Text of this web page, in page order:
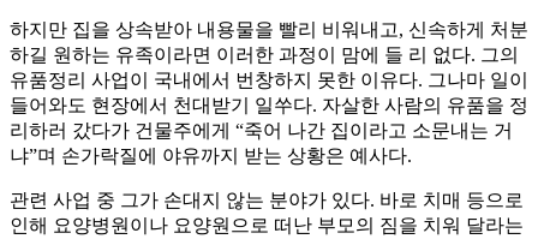
하지만 집을 상속받아 내용물을 빨리 비워내고, 신속하게 처분
하길 원하는 유족이라면 이러한 과정이 맘에 들 리 없다. 그의
유품정리 사업이 국내에서 번창하지 못한 이유다. 그나마 일이
들어와도 현장에서 천대받기 일쑤다. 자살한 사람의 유품을 정
리하러 갔다가 건물주에게 “죽어 나간 집이라고 소문내는 거
냐”며 손가락질에 야유까지 받는 상황은 예사다.
관련 사업 중 그가 손대지 않는 분야가 있다. 바로 치매 등으로
인해 요양병원이나 요양원으로 떠난 부모의 짐을 치워 달라는